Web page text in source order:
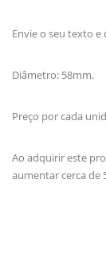
Envie o seu texto
Diâmetro: 58mm.
Preço por cada
Ao adquirir este
aumentar cerca de